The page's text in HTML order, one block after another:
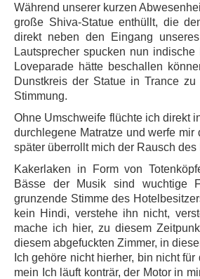
Während unserer kurzen
große Shiva-Statue enthüllt, die
direkt neben den Eingang
Lautsprecher spucken nun
Loveparade hätte beschallen
Dunstkreis der Statue in Trance
Stimmung.
Ohne Umschweife flüchte ich direkt
durchlegene Matratze und werfe
später überrollt mich der Rausch
Kakerlaken in Form von
Bässe der Musik sind wuchtige
grunzende Stimme des
kein Hindi, verstehe ihn nicht,
mache ich hier, zu diesem
diesem abgefuckten Zimmer, in
Ich gehöre nicht hierher, bin nicht
mein Ich läuft konträr, der Motor in